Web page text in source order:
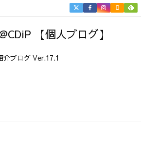
【個人ブログ】
介ブログ Ver.17.1

